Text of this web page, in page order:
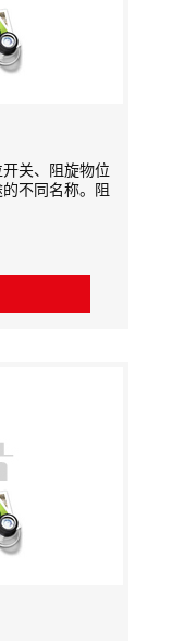
关、阻旋物位
不同名称。阻
，带动检测叶
片的转动受到